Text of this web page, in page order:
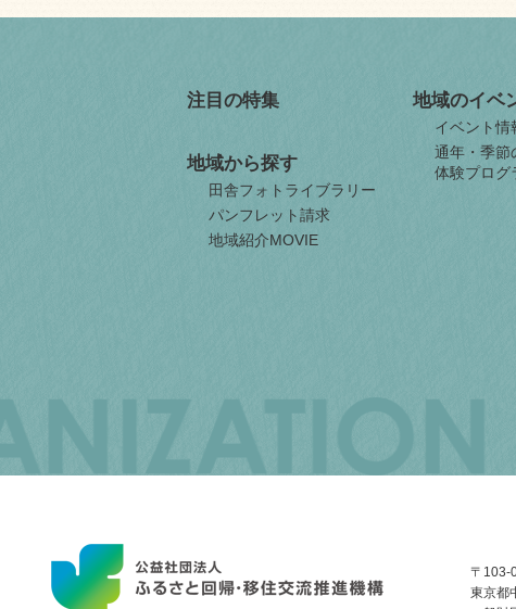
注目の特集
地域から探す
田舎フォトライブラリー
パンフレット請求
地域紹介MOVIE
地域のイベ
イベント情
通年・季節
体験プログ
ORGANIZATION
FOR
INTERNAL
〒103-
東京都